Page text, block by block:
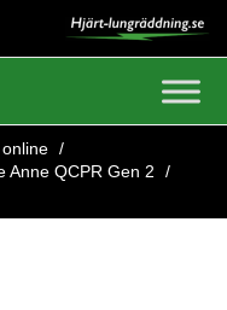
Anne QCPR Gen 2